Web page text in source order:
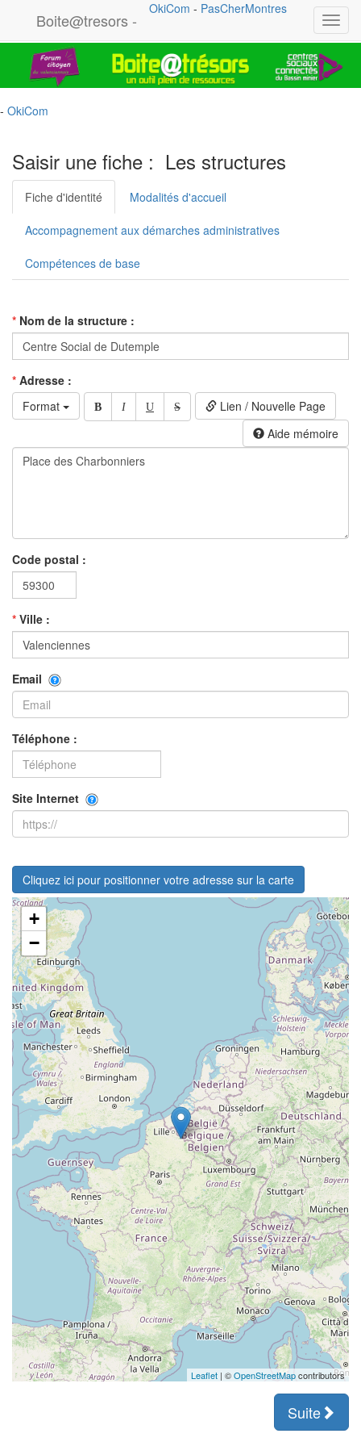
Boite@tresors -
OkiCom - PasCherMontres
- OkiCom
Saisir une fiche : Les structures
Fiche d'identité Modalités d'accueil
Accompagnement aux démarches administratives
Compétences de base
* Nom de la structure :
* Adresse :
Format
B I U S
Lien / Nouvelle Page
Aide mémoire
Code postal :
* Ville :
Email
Téléphone :
Site Internet
Cliquez ici pour positionner votre adresse sur la carte
+
−
Leaflet | ©OpenStreetMapcontributors
Suite